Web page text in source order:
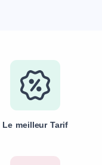
Le meilleur Tarif